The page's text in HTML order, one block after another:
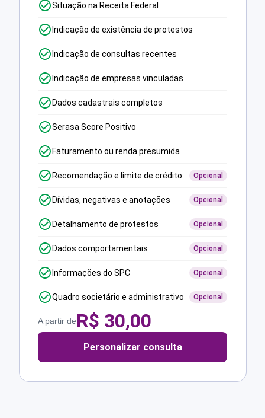
Situação na Receita Federal
Indicação de existência de protestos
Indicação de consultas recentes
Indicação de empresas vinculadas
Dados cadastrais completos
Serasa Score Positivo
Faturamento ou renda presumida
Recomendação e limite de crédito Opcional
Dívidas, negativas e anotações Opcional
Detalhamento de protestos Opcional
Dados comportamentais Opcional
Informações do SPC Opcional
Quadro societário e administrativo Opcional
A partir deR$ 30,00
Personalizar consulta